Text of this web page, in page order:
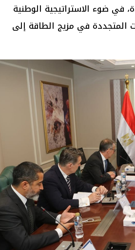
في ضوء الاستراتيجية الوطنية
المتجددة في مزيج الطاقة إلى